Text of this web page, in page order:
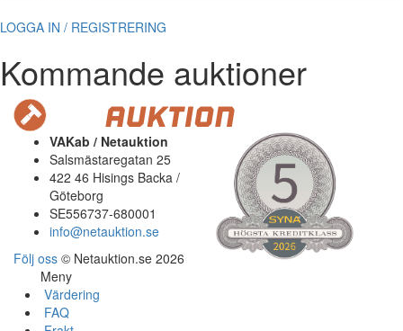
LOGGA IN / REGISTRERING
Kommande auktioner
VAKab / Netauktion
Salsmästaregatan 25
422 46 Hisings Backa /
Göteborg
SE556737-680001
info@netauktion.se
Följ oss © Netauktion.se 2026
Meny
Värdering
FAQ